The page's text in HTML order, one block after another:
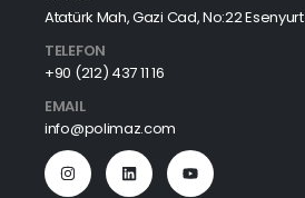
Atatürk Mah, Gazi Cad, No:22 Esenyurt
TELEFON
+90 (212) 437 11 16
EMAIL
info@polimaz.com